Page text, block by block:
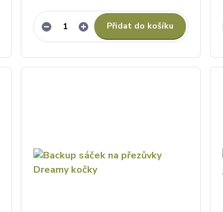
Přidat do košíku